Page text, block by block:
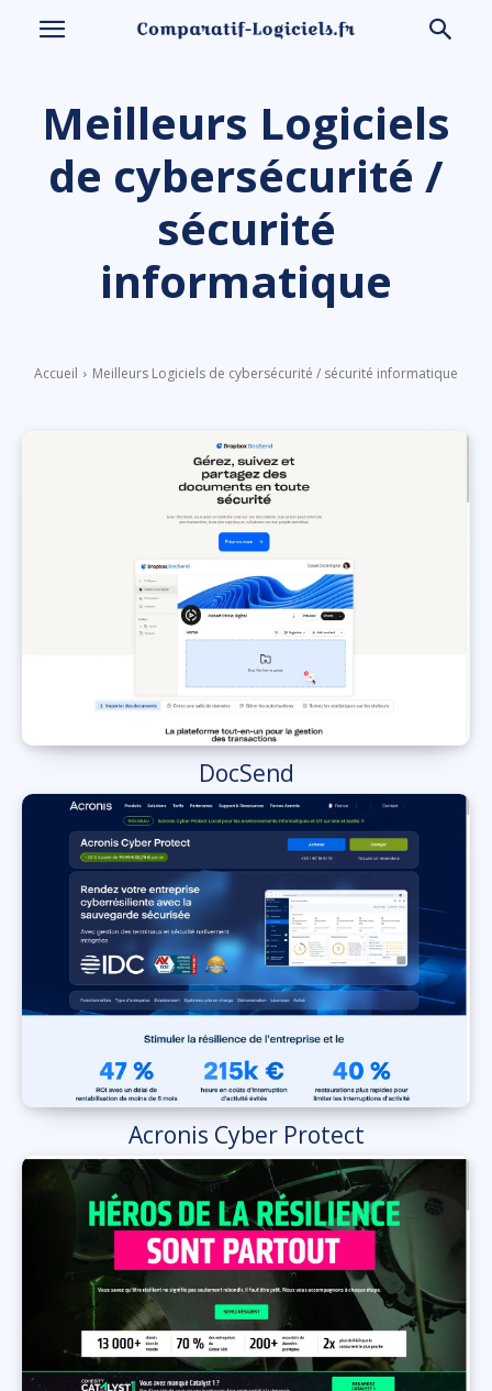
Meilleurs Logiciels
de cybersécurité /
sécurité
informatique
Accueil Meilleurs Logiciels de cybersécurité / sécurité informatique
DocSend
Acronis Cyber Protect